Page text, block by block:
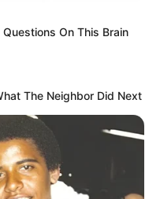
On This Brain
The Neighbor Did Next